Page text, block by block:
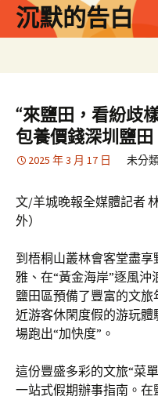
沉默的告白
“來鹽田，看紛歧
包養價錢深圳鹽
2025 年 3 月 17 日 未分
文/羊城晚報全媒體記者
外）
到梧桐山叢林會客堂盡
雅、在“黃金海岸”逐風
鹽田區預備了豐富的文旅
近游客休閑度假的游玩
場跑出“加快度”。
這份豐盛多彩的文旅“菜
一站式假期辦事指南。